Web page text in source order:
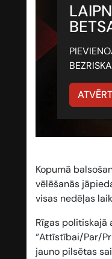
Kopumā
vēlēšanās
visas nedēļas
Rīgas politiskajā
“Attīstībai/Par/
jauno pilsētas